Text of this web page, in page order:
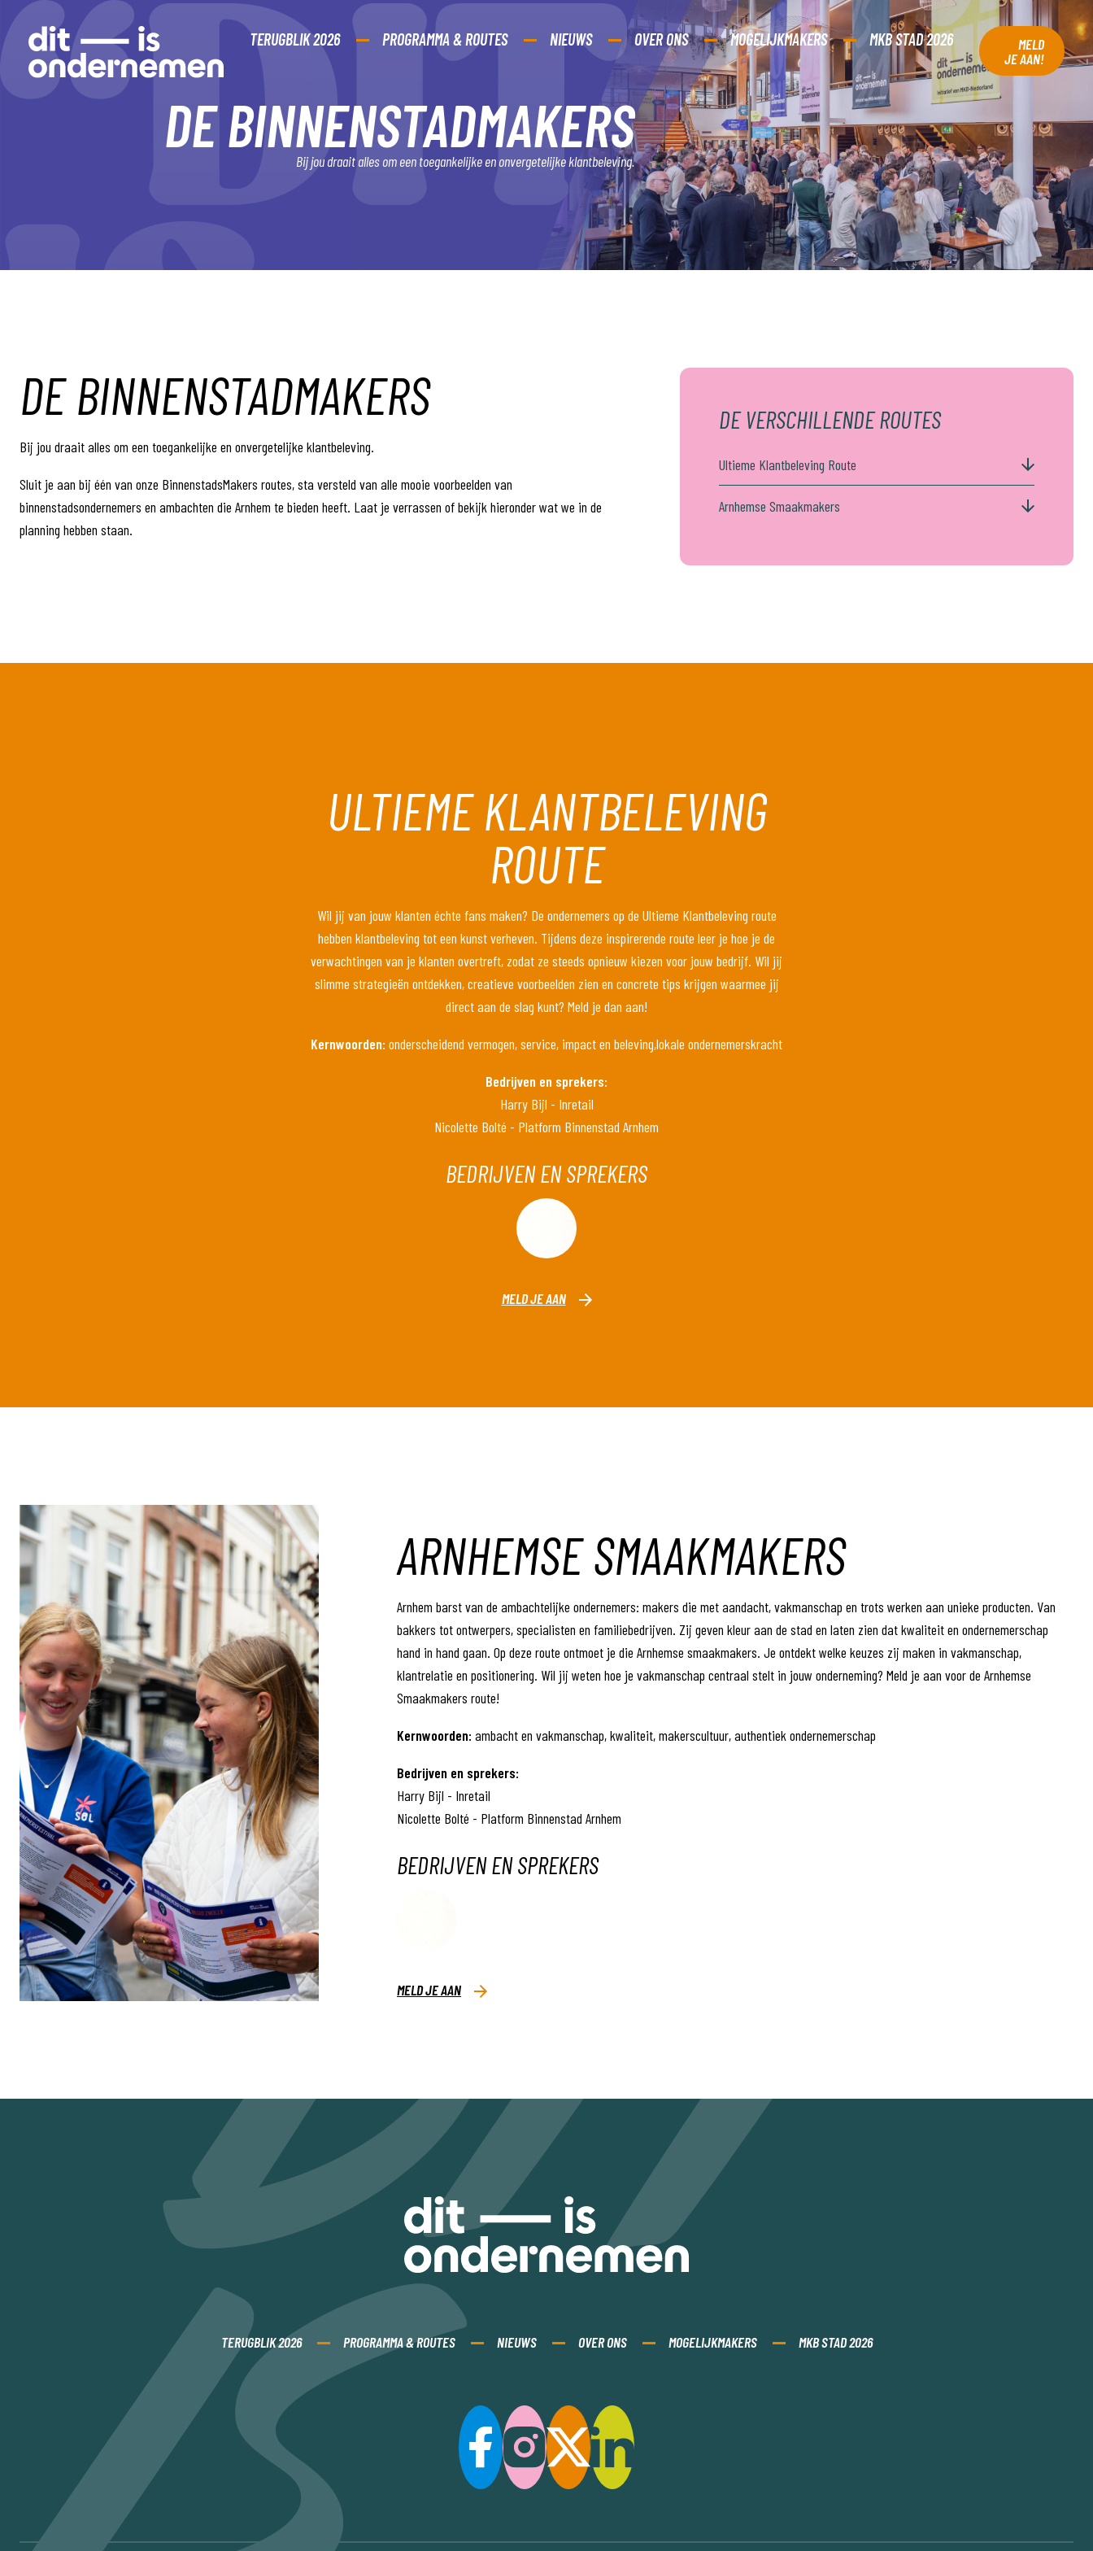
TERUGBLIK 2026 PROGRAMMA & ROUTES NIEUWS OVER ONS MOGELIJKMAKERS MKB STAD 2026
MELD
JE AAN!
DE BINNENSTADMAKERS
Bij jou draait alles om een toegankelijke en onvergetelijke klantbeleving.
DE BINNENSTADMAKERS
Bij jou draait alles om een toegankelijke en onvergetelijke klantbeleving.
Sluit je aan bij één van onze BinnenstadsMakers routes, sta versteld van alle mooie voorbeelden van
binnenstadsondernemers en ambachten die Arnhem te bieden heeft. Laat je verrassen of bekijk hieronder wat we in de
planning hebben staan.
DE VERSCHILLENDE ROUTES
Ultieme Klantbeleving Route
Arnhemse Smaakmakers
ULTIEME KLANTBELEVING
ROUTE
Wil jij van jouw klanten échte fans maken? De ondernemers op de Ultieme Klantbeleving route
hebben klantbeleving tot een kunst verheven. Tijdens deze inspirerende route leer je hoe je de
verwachtingen van je klanten overtreft, zodat ze steeds opnieuw kiezen voor jouw bedrijf. Wil jij
slimme strategieën ontdekken, creatieve voorbeelden zien en concrete tips krijgen waarmee jij
direct aan de slag kunt? Meld je dan aan!
Kernwoorden: onderscheidend vermogen, service, impact en beleving,lokale ondernemerskracht
Bedrijven en sprekers:
Harry Bijl - Inretail
​​​​​​​Nicolette Bolté - Platform Binnenstad Arnhem
BEDRIJVEN EN SPREKERS
MELD JE AAN
ARNHEMSE SMAAKMAKERS
Arnhem barst van de ambachtelijke ondernemers: makers die met aandacht, vakmanschap en trots werken aan unieke producten. Van
bakkers tot ontwerpers, specialisten en familiebedrijven. Zij geven kleur aan de stad en laten zien dat kwaliteit en ondernemerschap
hand in hand gaan. Op deze route ontmoet je die Arnhemse smaakmakers. Je ontdekt welke keuzes zij maken in vakmanschap,
klantrelatie en positionering. Wil jij weten hoe je vakmanschap centraal stelt in jouw onderneming? Meld je aan voor de Arnhemse
Smaakmakers route!
Kernwoorden: ambacht en vakmanschap, kwaliteit, makerscultuur, authentiek ondernemerschap
Bedrijven en sprekers:
Harry Bijl - Inretail
​​​​​​​Nicolette Bolté - Platform Binnenstad Arnhem
BEDRIJVEN EN SPREKERS
MELD JE AAN
TERUGBLIK 2026 PROGRAMMA & ROUTES NIEUWS OVER ONS MOGELIJKMAKERS MKB STAD 2026